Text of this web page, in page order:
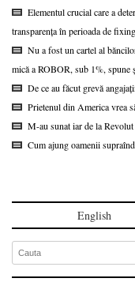
Elementul crucial care a
transparența în perioada de
Nu a fost un cartel al
mică a ROBOR, sub 1%,
De ce au făcut grevă
Prietenul din America vrea
M-au sunat iar de la Revolut
Cum ajung oamenii
English